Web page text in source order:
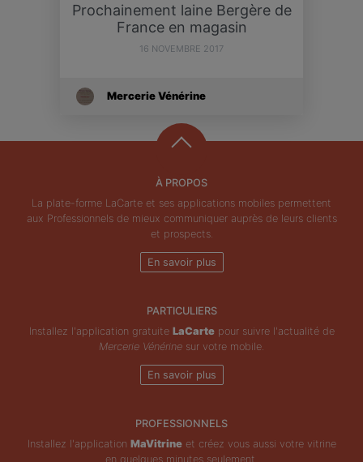
Prochainement laine Bergère de
France en magasin
16 NOVEMBRE 2017
Mercerie Vénérine
À PROPOS
La plate-forme LaCarte et ses applications mobiles permettent
aux Professionnels de mieux communiquer auprès de leurs clients
et prospects.
En savoir plus
PARTICULIERS
Installez l'application gratuite LaCartepour suivre l'actualité de
Mercerie Vénérine sur votre mobile.
En savoir plus
PROFESSIONNELS
Installez l'application MaVitrineet créez vous aussi votre vitrine
en quelques minutes seulement.